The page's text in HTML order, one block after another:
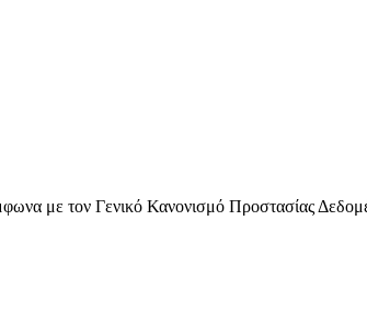
με τον Γενικό Κανονισμό Προστασίας